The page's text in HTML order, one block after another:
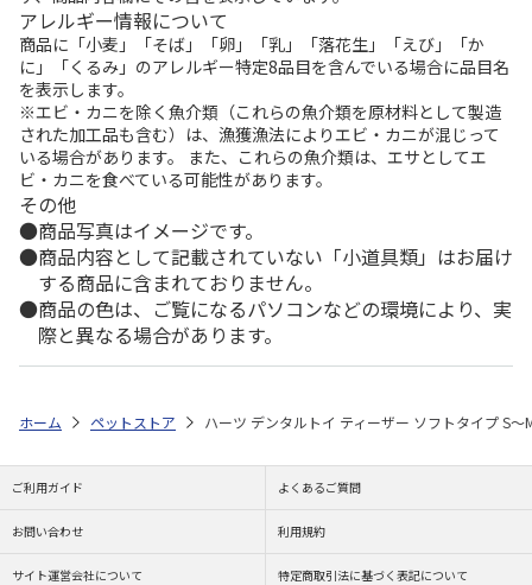
アレルギー情報について
商品に「小麦」「そば」「卵」「乳」「落花生」「えび」「か
に」「くるみ」のアレルギー特定8品目を含んでいる場合に品目名
を表示します。
※エビ・カニを除く魚介類（これらの魚介類を原材料として製造
された加工品も含む）は、漁獲漁法によりエビ・カニが混じって
いる場合があります。 また、これらの魚介類は、エサとしてエ
ビ・カニを食べている可能性があります。
その他
商品写真はイメージです。
商品内容として記載されていない「小道具類」はお届け
する商品に含まれておりません。
商品の色は、ご覧になるパソコンなどの環境により、実
際と異なる場合があります。
ホーム ペットストア ハーツ デンタルトイ ティーザー ソフトタイプ S～
ご利用ガイド よくあるご質問
お問い合わせ 利用規約
サイト運営会社について 特定商取引法に基づく表記について